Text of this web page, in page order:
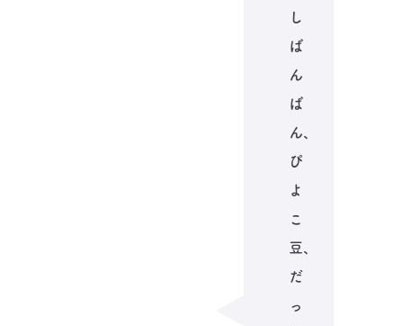
し
ば
ん
ば
ん、
ぴ
よ
こ
豆、
だ
っ